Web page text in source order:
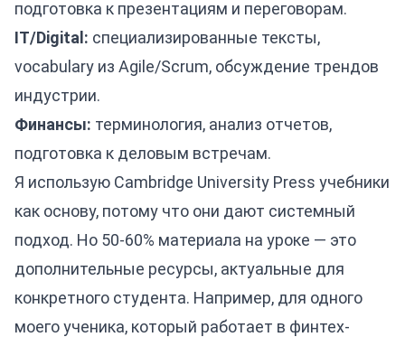
подготовка к презентациям и переговорам.
IT/Digital: специализированные тексты,
vocabulary из Agile/Scrum, обсуждение трендов
индустрии.
Финансы: терминология, анализ отчетов,
подготовка к деловым встречам.
Я использую Cambridge University Press учебники
как основу, потому что они дают системный
подход. Но 50-60% материала на уроке — это
дополнительные ресурсы, актуальные для
конкретного студента. Например, для одного
моего ученика, который работает в финтех-